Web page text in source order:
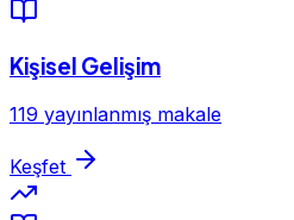
Kişisel Gelişim
119 yayınlanmış makale
Keşfet